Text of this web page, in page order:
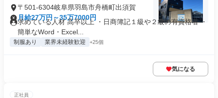
〒501-6304岐阜県羽島市舟橋町出須賀
月給27万円～35万7000円
求めている人材 高卒以上 ・日商簿記１級や２級の有資格者 ・
簡単なWord・Excel...
制服あり 業界未経験歓迎 +25個
気になる
正社員